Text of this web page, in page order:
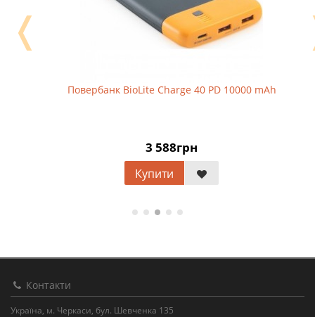
Повербанк BioLite Charge 40 PD 10000 mAh
3 588грн
Купити
❬
Контакти
Україна, м. Черкаси, бул. Шевченка 135